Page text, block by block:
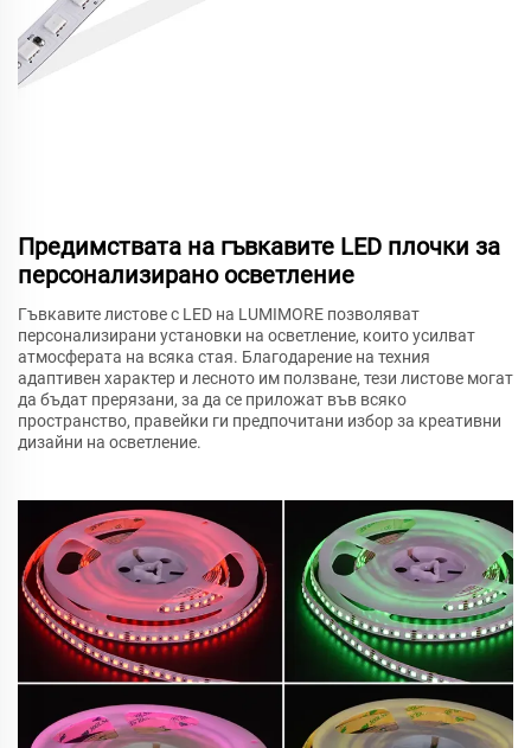
Предимствата на гъвкавите LED плочки за
персонализирано осветление
Гъвкавите листове с LED на LUMIMORE позволяват
персонализирани установки на осветление, които усилват
атмосферата на всяка стая. Благодарение на техния
адаптивен характер и лесното им ползване, тези листове могат
да бъдат прерязани, за да се приложат във всяко
пространство, правейки ги предпочитани избор за креативни
дизайни на осветление.